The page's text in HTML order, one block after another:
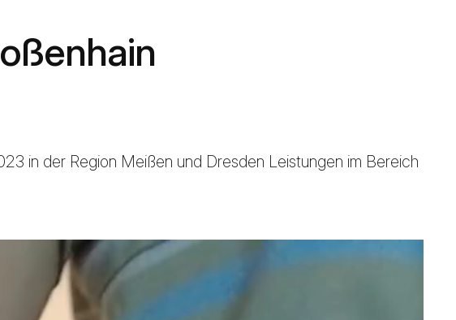
in der Region Meißen und Dresden Leistungen im Bereich